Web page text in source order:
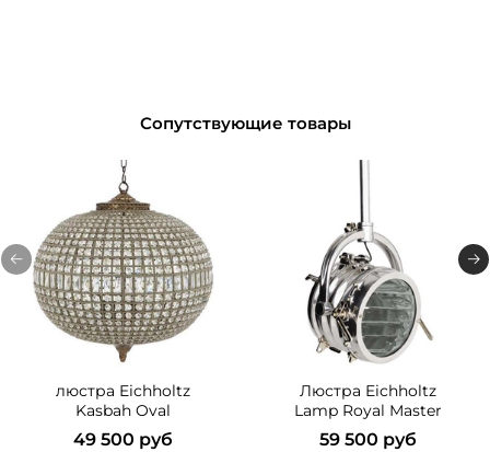
Сопутствующие товары
люстра Eichholtz
Kasbah Oval
49 500 руб
Люстра Eichholtz
Lamp Royal Master
59 500 руб